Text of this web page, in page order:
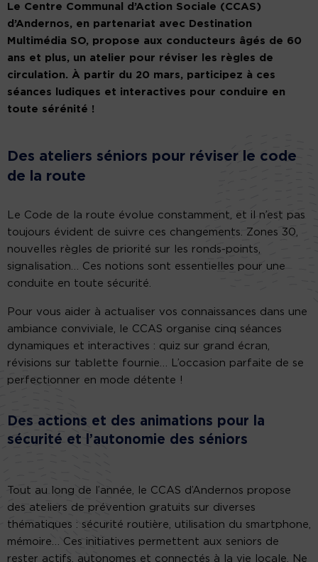
Le Centre Communal d’Action Sociale (CCAS)
d’Andernos, en partenariat avec Destination
Multimédia SO, propose aux conducteurs âgés de 60
ans et plus, un atelier pour réviser les règles de
circulation. À partir du 20 mars, participez à ces
séances ludiques et interactives pour conduire en
toute sérénité !
Des ateliers séniors pour réviser le code
de la route
Le Code de la route évolue constamment, et il n’est pas
toujours évident de suivre ces changements. Zones 30,
nouvelles règles de priorité sur les ronds-points,
signalisation… Ces notions sont essentielles pour une
conduite en toute sécurité.
Pour vous aider à actualiser vos connaissances dans une
ambiance conviviale, le CCAS organise cinq séances
dynamiques et interactives : quiz sur grand écran,
révisions sur tablette fournie… L’occasion parfaite de se
perfectionner en mode détente !
Des actions et des animations pour la
sécurité et l’autonomie des séniors
Tout au long de l’année, le CCAS d’Andernos propose
des ateliers de prévention gratuits sur diverses
thématiques : sécurité routière, utilisation du smartphone,
mémoire… Ces initiatives permettent aux seniors de
rester actifs, autonomes et connectés à la vie locale. Ne